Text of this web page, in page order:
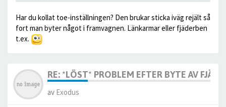
Har du kollat toe-inställningen? Den brukar sticka iväg rejält så
fort man byter något i framvagnen. Länkarmar eller fjäderben
t.ex.
RE: *LÖST* PROBLEM EFTER BYTE AV
av Exodus